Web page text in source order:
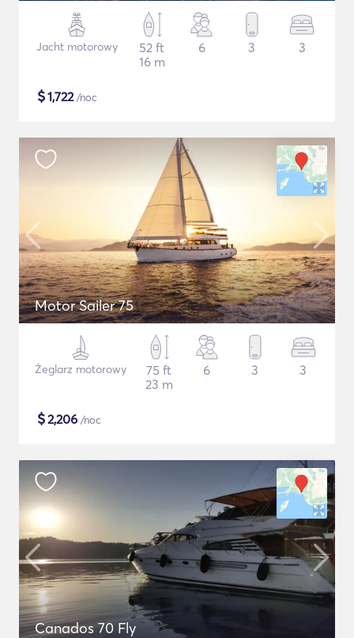
Jacht motorowy
52 ft
16 m
6 3 3
$1,722/noc
Motor Sailer 75
Żeglarz motorowy
75 ft
23 m
6 3 3
$2,206 /noc
Canados 70 Fly